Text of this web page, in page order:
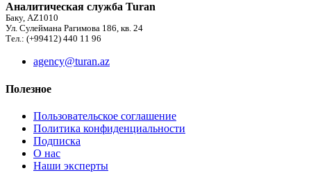
Аналитическая служба Turan
Баку, AZ1010
Ул. Сулеймана Рагимова 186, кв. 24
Тел.: (+99412) 440 11 96
agency@turan.az
Полезное
Пользовательское соглашение
Политика конфиденциальности
Подписка
О нас
Наши эксперты